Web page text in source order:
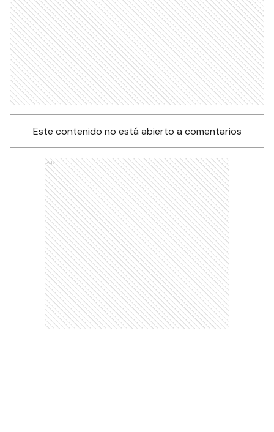
Este contenido no está abierto a comentarios
Ads